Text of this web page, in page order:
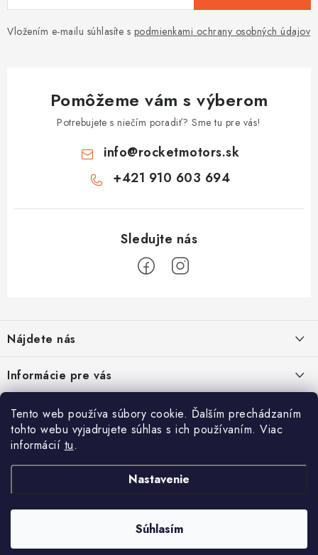
Tento web používa súbory cookie. Ďalším prechádzaním
tohto webu vyjadrujete súhlas s ich používaním. Viac
informácií tu.
Nastavenie
Súhlasím
Vložením e-mailu súhlasíte s podmienkami ochrany osobných údajov
Pomôžeme vám s výberom
Potrebujete s niečím poradiť? Sme tu pre vás!
info@rocketmotors.sk
+421 910 603 694
p
ä
t
Nájdete nás
Informácie pre vás
Kontakt
Rozbalené, zánovné a použité produkty
TOP kategórie
Detské štvorkolky
Minicross
Moto prilby
Reflexná výbava
Facebook
ROCKETMOTORS. Všetky práva vyhradené.